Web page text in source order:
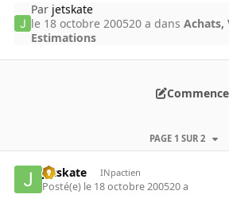
Par jetskate
le 18 octobre 200520 a dansAchats,
Estimations
PAGE 1 SUR 2
jetskate INpactien
Posté(e) le 18 octobre 200520 a